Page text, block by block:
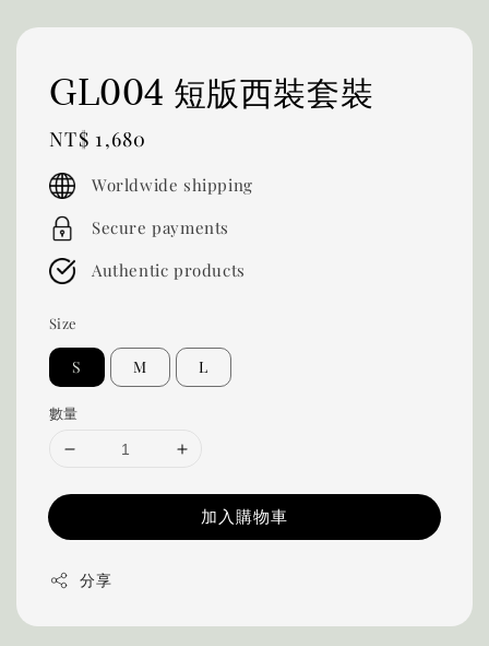
GL004 短版西裝套裝
Regular
price
NT$ 1,680
Worldwide shipping
Secure payments
Authentic products
Size
S M L
數量
加入購物車
分享